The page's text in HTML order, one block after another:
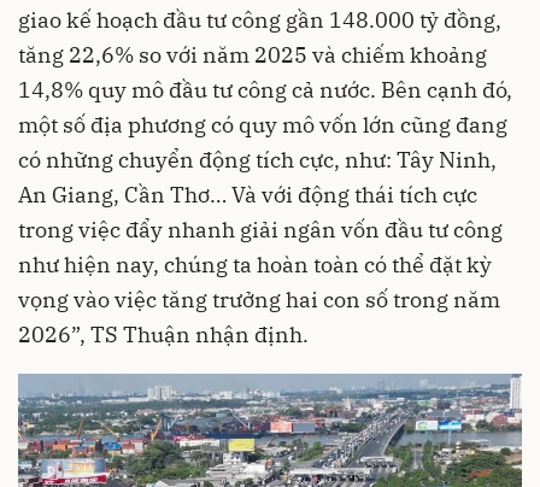
giao kế hoạch đầu tư công gần 148.000 tỷ đồng,
tăng 22,6% so với năm 2025 và chiếm khoảng
14,8% quy mô đầu tư công cả nước. Bên cạnh đó,
một số địa phương có quy mô vốn lớn cũng đang
có những chuyển động tích cực, như: Tây Ninh,
An Giang, Cần Thơ… Và với động thái tích cực
trong việc đẩy nhanh giải ngân vốn đầu tư công
như hiện nay, chúng ta hoàn toàn có thể đặt kỳ
vọng vào việc tăng trưởng hai con số trong năm
2026”, TS Thuận nhận định.